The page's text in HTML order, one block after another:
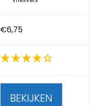
€6,75
BEKIJKEN